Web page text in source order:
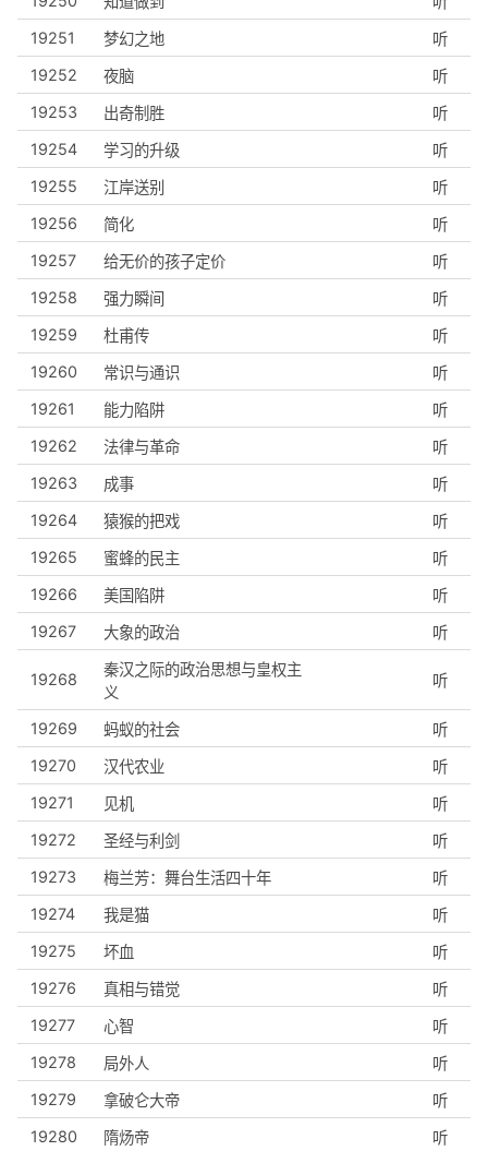
19251
梦幻之地
听
19252
夜脑
听
19253
出奇制胜
听
19254
学习的升级
听
19255
江岸送别
听
19256
简化
听
19257
给无价的孩子定价
听
19258
强力瞬间
听
19259
杜甫传
听
19260
常识与通识
听
19261
能力陷阱
听
19262
法律与革命
听
19263
成事
听
19264
猿猴的把戏
听
19265
蜜蜂的民主
听
19266
美国陷阱
听
19267
大象的政治 听
19268
秦汉之际的政治思想与皇权主
义
听
19269 蚂蚁的社会
听
19270
汉代农业
听
19271
见机
听
19272
圣经与利剑
听
19273
梅兰芳：舞台生活四十年
听
19274
我是猫
听
19275
坏血
听
19276
真相与错觉
听
19277
心智
听
19278
局外人
听
19279
拿破仑大帝
听
19280
隋炀帝 听